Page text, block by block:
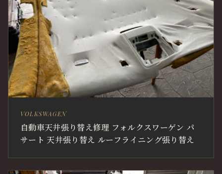
VOLKSWAGEN
自動車天井張り替え修理 フォルクスワーゲン パ
サート 天井張り替え ルーフライニング張り替え